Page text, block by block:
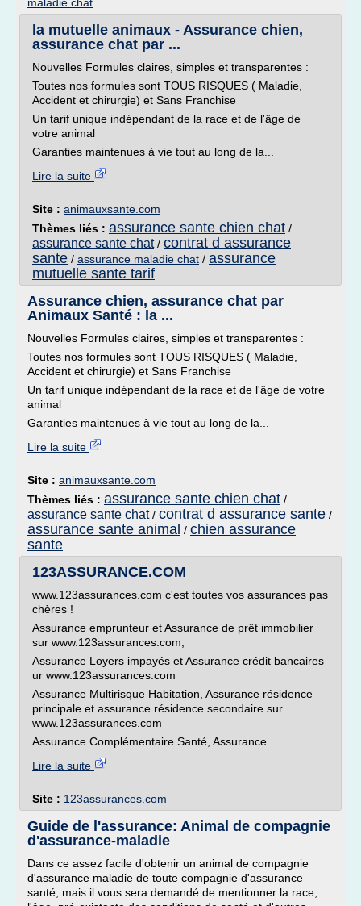
la mutuelle animaux - Assurance chien,
assurance chat par ...
Nouvelles Formules claires, simples et transparentes :
Toutes nos formules sont TOUS RISQUES ( Maladie,
Accident et chirurgie) et Sans Franchise
Un tarif unique indépendant de la race et de l'âge de
votre animal
Garanties maintenues à vie tout au long de la...
Lire la suite
Site : animauxsante.com
Thèmes liés : assurance sante chien chat /
assurance sante chat/ contrat d assurance
sante / assurance maladie chat / assurance
mutuelle sante tarif
Assurance chien, assurance chat par
Animaux Santé : la ...
Nouvelles Formules claires, simples et transparentes :
Toutes nos formules sont TOUS RISQUES ( Maladie,
Accident et chirurgie) et Sans Franchise
Un tarif unique indépendant de la race et de l'âge de votre
animal
Garanties maintenues à vie tout au long de la...
Lire la suite
Site : animauxsante.com
Thèmes liés : assurance sante chien chat /
assurance sante chat/ contrat d assurance sante /
assurance sante animal / chien assurance
sante
123ASSURANCE.COM
www.123assurances.com c'est toutes vos assurances pas
chères !
Assurance emprunteur et Assurance de prêt immobilier
sur www.123assurances.com,
Assurance Loyers impayés et Assurance crédit bancaires
ur www.123assurances.com
Assurance Multirisque Habitation, Assurance résidence
principale et assurance résidence secondaire sur
www.123assurances.com
Assurance Complémentaire Santé, Assurance...
Lire la suite
Site : 123assurances.com
Guide de l'assurance: Animal de compagnie
d'assurance-maladie
Dans ce assez facile d'obtenir un animal de compagnie
d'assurance maladie de toute compagnie d'assurance
santé, mais il vous sera demandé de mentionner la race,